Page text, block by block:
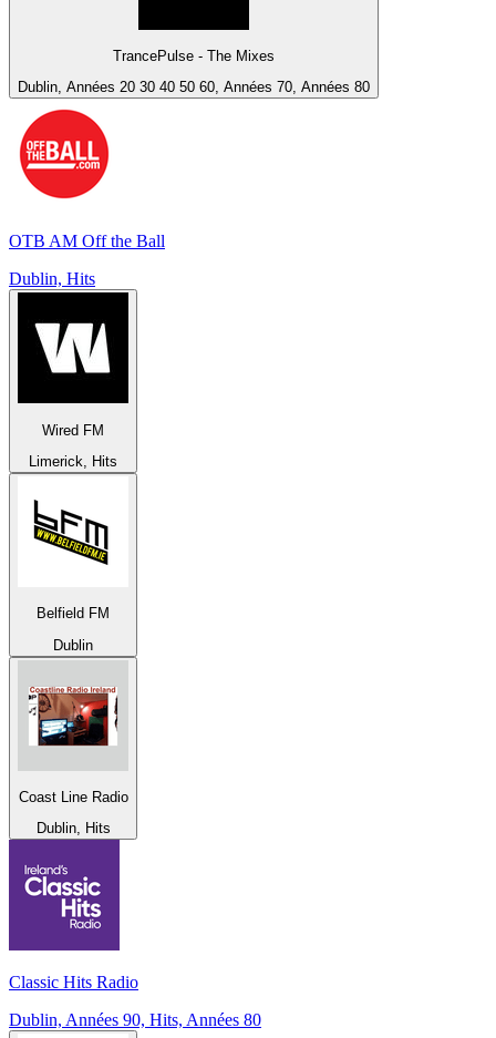
TrancePulse - The Mixes
Dublin, Années 20 30 40 50 60, Années 70, Années 80
OTB AM Off the Ball
Dublin, Hits
Wired FM
Limerick, Hits
Belfield FM
Dublin
Coast Line Radio
Dublin, Hits
Classic Hits Radio
Dublin, Années 90, Hits, Années 80